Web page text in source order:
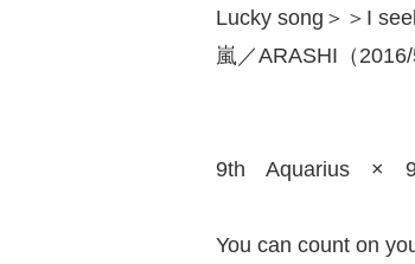
Lucky song＞＞I
嵐／ARASHI（2016/
9th Aquarius × 9
You can count on